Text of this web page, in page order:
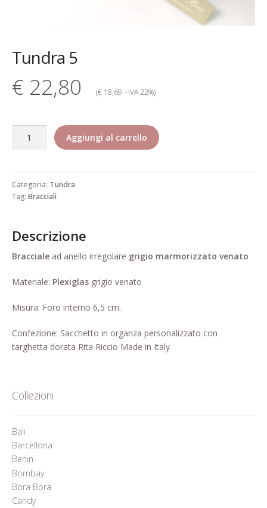
Gioielli alta bigiotteria di lusso
Il mio account
Refund and Returns Policy
Tundra 5
€ 22,80 (€ 18,69 +IVA 22%)
Aggiungi al carrello
Categoria: Tundra
Tag: Bracciali
Descrizione
Braccialead anello irregolare grigio marmorizzato venato
Materiale: Plexiglasgrigio venato
Misura: Foro interno 6,5 cm.
Confezione: Sacchetto in organza personalizzato con
targhetta dorata Rita Riccio Made in Italy
Collezioni
Bali
Barcellona
Berlin
Bombay
Bora Bora
Candy